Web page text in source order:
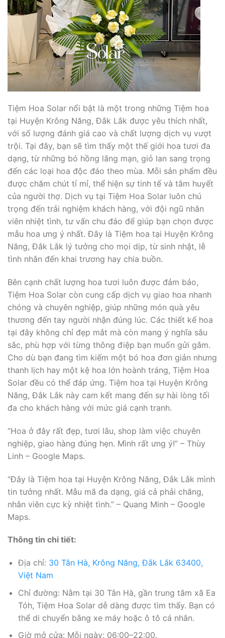
Tiệm Hoa Solar nổi bật là một trong những Tiệm hoa
tại Huyện Krông Năng, Đắk Lắk được yêu thích nhất,
với số lượng đánh giá cao và chất lượng dịch vụ vượt
trội. Tại đây, bạn sẽ tìm thấy một thế giới hoa tươi đa
dạng, từ những bó hồng lãng mạn, giỏ lan sang trọng
đến các loại hoa độc đáo theo mùa. Mỗi sản phẩm đều
được chăm chút tỉ mỉ, thể hiện sự tinh tế và tâm huyết
của người thợ. Dịch vụ tại Tiệm Hoa Solar luôn chú
trọng đến trải nghiệm khách hàng, với đội ngũ nhân
viên nhiệt tình, tư vấn chu đáo để giúp bạn chọn được
mẫu hoa ưng ý nhất. Đây là Tiệm hoa tại Huyện Krông
Năng, Đắk Lắk lý tưởng cho mọi dịp, từ sinh nhật, lễ
tình nhân đến khai trương hay chia buồn.
Bên cạnh chất lượng hoa tươi luôn được đảm bảo,
Tiệm Hoa Solar còn cung cấp dịch vụ giao hoa nhanh
chóng và chuyên nghiệp, giúp những món quà yêu
thương đến tay người nhận đúng lúc. Các thiết kế hoa
tại đây không chỉ đẹp mắt mà còn mang ý nghĩa sâu
sắc, phù hợp với từng thông điệp bạn muốn gửi gắm.
Cho dù bạn đang tìm kiếm một bó hoa đơn giản nhưng
thanh lịch hay một kệ hoa lớn hoành tráng, Tiệm Hoa
Solar đều có thể đáp ứng. Tiệm hoa tại Huyện Krông
Năng, Đắk Lắk này cam kết mang đến sự hài lòng tối
đa cho khách hàng với mức giá cạnh tranh.
“Hoa ở đây rất đẹp, tươi lâu, shop làm việc chuyên
nghiệp, giao hàng đúng hẹn. Mình rất ưng ý!” – Thùy
Linh – Google Maps.
“Đây là Tiệm hoa tại Huyện Krông Năng, Đắk Lắk mình
tin tưởng nhất. Mẫu mã đa dạng, giá cả phải chăng,
nhân viên cực kỳ nhiệt tình.” – Quang Minh – Google
Maps.
Thông tin chi tiết:
Địa chỉ: 30 Tân Hà, Krông Năng, Đắk Lắk 63400,
Việt Nam
Chỉ đường: Nằm tại 30 Tân Hà, gần trung tâm xã Ea
Tóh, Tiệm Hoa Solar dễ dàng được tìm thấy. Bạn có
thể di chuyển bằng xe máy hoặc ô tô cá nhân.
Giờ mở cửa: Mỗi ngày: 06:00–22:00.